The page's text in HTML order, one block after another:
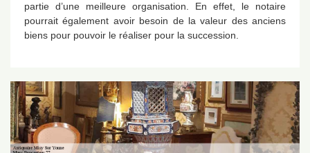
partie d’une meilleure organisation. En effet, le notaire
pourrait également avoir besoin de la valeur des anciens
biens pour pouvoir le réaliser pour la succession.